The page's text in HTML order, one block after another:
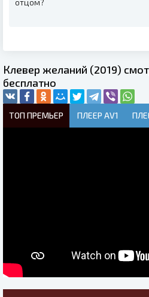
Клевер желаний (2019)
бесплатно
ТОП ПРЕМЬЕР ПЛЕЕР AV1